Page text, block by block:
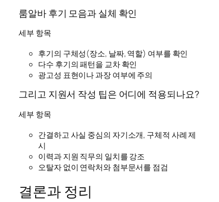
룸알바 후기 모음과 실체 확인
세부 항목
후기의 구체성(장소, 날짜, 역할) 여부를 확인
다수 후기의 패턴을 교차 확인
광고성 표현이나 과장 여부에 주의
그리고 지원서 작성 팁은 어디에 적용되나요?
세부 항목
간결하고 사실 중심의 자기소개, 구체적 사례 제
시
이력과 지원 직무의 일치를 강조
오탈자 없이 연락처와 첨부문서를 점검
결론과 정리